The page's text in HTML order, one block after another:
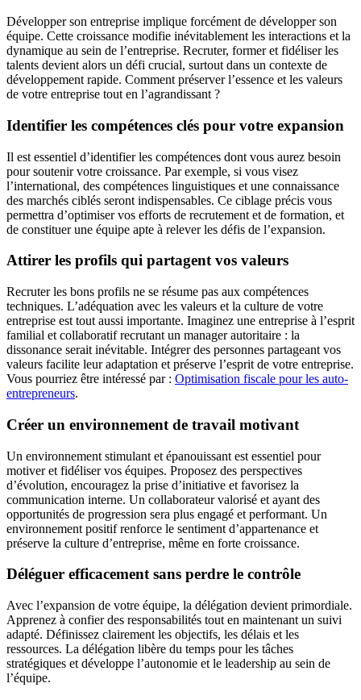
Développer son entreprise implique forcément de développer son
équipe. Cette croissance modifie inévitablement les interactions et la
dynamique au sein de l’entreprise. Recruter, former et fidéliser les
talents devient alors un défi crucial, surtout dans un contexte de
développement rapide. Comment préserver l’essence et les valeurs
de votre entreprise tout en l’agrandissant ?
Identifier les compétences clés pour votre expansion
Il est essentiel d’identifier les compétences dont vous aurez besoin
pour soutenir votre croissance. Par exemple, si vous visez
l’international, des compétences linguistiques et une connaissance
des marchés ciblés seront indispensables. Ce ciblage précis vous
permettra d’optimiser vos efforts de recrutement et de formation, et
de constituer une équipe apte à relever les défis de l’expansion.
Attirer les profils qui partagent vos valeurs
Recruter les bons profils ne se résume pas aux compétences
techniques. L’adéquation avec les valeurs et la culture de votre
entreprise est tout aussi importante. Imaginez une entreprise à l’esprit
familial et collaboratif recrutant un manager autoritaire : la
dissonance serait inévitable. Intégrer des personnes partageant vos
valeurs facilite leur adaptation et préserve l’esprit de votre entreprise.
Vous pourriez être intéressé par : Optimisation fiscale pour les auto-
entrepreneurs.
Créer un environnement de travail motivant
Un environnement stimulant et épanouissant est essentiel pour
motiver et fidéliser vos équipes. Proposez des perspectives
d’évolution, encouragez la prise d’initiative et favorisez la
communication interne. Un collaborateur valorisé et ayant des
opportunités de progression sera plus engagé et performant. Un
environnement positif renforce le sentiment d’appartenance et
préserve la culture d’entreprise, même en forte croissance.
Déléguer efficacement sans perdre le contrôle
Avec l’expansion de votre équipe, la délégation devient primordiale.
Apprenez à confier des responsabilités tout en maintenant un suivi
adapté. Définissez clairement les objectifs, les délais et les
ressources. La délégation libère du temps pour les tâches
stratégiques et développe l’autonomie et le leadership au sein de
l’équipe.